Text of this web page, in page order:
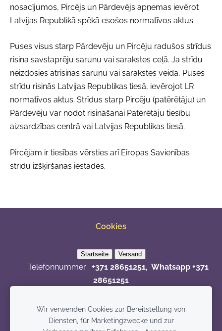
nosacījumos, Pircējs un Pārdevējs apņemas ievērot
Latvijas Republikā spēkā esošos normatīvos aktus.
Puses visus starp Pārdevēju un Pircēju radušos strīdus
risina savstaprēju sarunu vai sarakstes ceļā. Ja strīdu
neizdosies atrisinās sarunu vai sarakstes veidā, Puses
strīdu risinās Latvijas Republikas tiesā, ievērojot LR
normatīvos aktus. Strīdus starp Pircēju (patērētāju) un
Pārdevēju var nodot risināšanai Patērētāju tiesību
aizsardzības centrā vai Latvijas Republikas tiesā.
Pircējam ir tiesības vērsties arī Eiropas Savienības
strīdu izšķiršanas iestādēs.
Cookies
Telefonnummer: +371 28651251, Whatsapp +371
28651251
© 2015 - 2024
Zahlungsmethoden
Wir verwenden Cookies zur Bereitstellung von
Diensten, für Marketingzwecke und zur